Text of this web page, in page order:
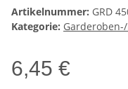
Artikelnummer: GRD
Kategorie:
6,45 €